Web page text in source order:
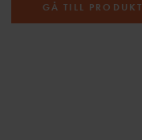
GÅ TILL PRODUKT